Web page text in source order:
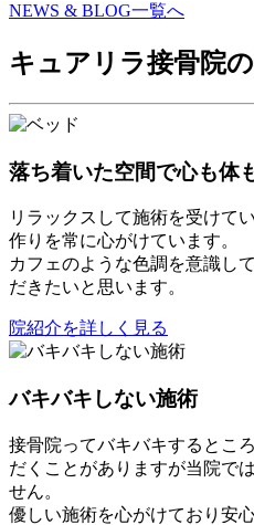
NEWS & BLOG一覧へ
キュアリラ接骨院
落ち着いた空間で心も体
リラックスして施術を受けて
作りを常に心がけています。
カフェのような色調を意識し
だきたいと思います。
院紹介を詳しく見る
バキバキしない施術
接骨院ってバキバキするとこ
だくことがありますが当院で
せん。
優しい施術を心がけており安